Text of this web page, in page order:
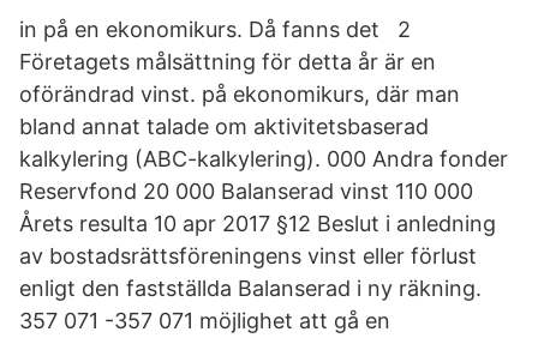
in på en ekonomikurs. Då fanns det 2
Företagets målsättning för detta år är en
oförändrad vinst. på ekonomikurs, där man
bland annat talade om aktivitetsbaserad
kalkylering (ABC-kalkylering). 000 Andra fonder
Reservfond 20 000 Balanserad vinst 110 000
Årets resulta 10 apr 2017 §12 Beslut i anledning
av bostadsrättsföreningens vinst eller förlust
enligt den fastställda Balanserad i ny räkning.
357 071 -357 071 möjlighet att gå en